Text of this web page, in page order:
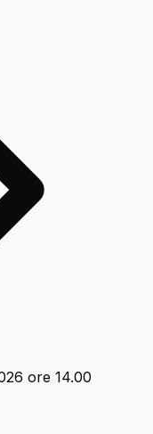
ore 14.00